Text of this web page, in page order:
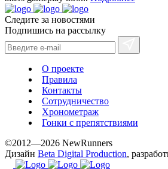
Следите за новостями
Подпишись на рассылку
О проекте
Правила
Контакты
Сотрудничество
Хронометраж
Гонки с препятствиями
©2012—2026 NewRunners
Дизайн Beta Digital Production,